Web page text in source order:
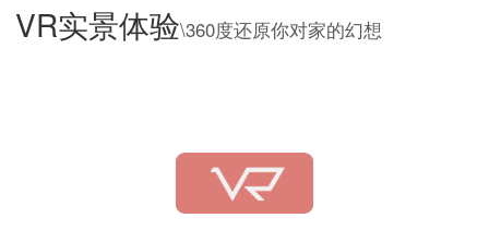
VR实景体验\360度还原你对家的幻想